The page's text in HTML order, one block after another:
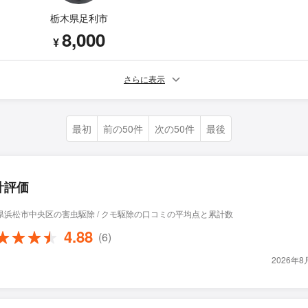
栃木県足利市
¥8,000
さらに表示
最初 前の50件 次の50件 最後
評価
浜松市中央区の害虫駆除 / クモ駆除の口コミの平均点と累計数
4.88 (6)
2026年8